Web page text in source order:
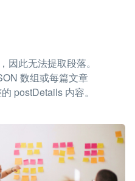
因此无法提取段落。
数组或每篇文章
postDetails 内容。